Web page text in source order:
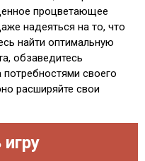
процветающее
надеяться на то, что
найти оптимальную
обзаведитесь
своего
расширяйте свои